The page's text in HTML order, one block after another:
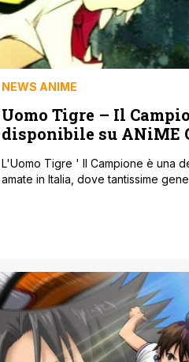
NEWS ANIME
Uomo Tigre – Il
disponibile su ANiME
L'Uomo Tigre ' Il Campione è una
amate in Italia, dove tantissime